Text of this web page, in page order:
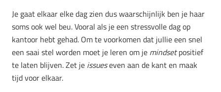
Je gaat elkaar elke dag zien dus waarschijnlijk ben je haar
soms ook wel beu. Vooral als je een stressvolle dag op
kantoor hebt gehad. Om te voorkomen dat jullie een snel
een saai stel worden moet je leren om je mindsetpositief
te laten blijven. Zet je issueseven aan de kant en maak
tijd voor elkaar.